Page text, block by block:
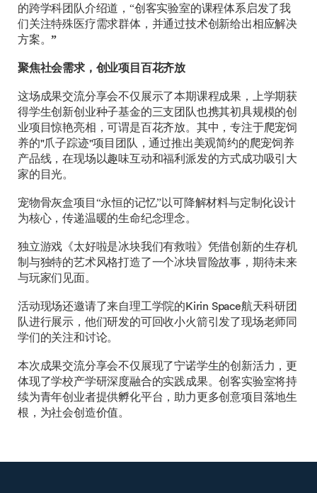
的跨学科团队介绍道，“创客实验室的课程体系启发了我
们关注特殊医疗需求群体，并通过技术创新给出相应解决
方案。”
聚焦社会需求，创业项目百花齐放
这场成果交流分享会不仅展示了本期课程成果，上学期获
得学生创新创业种子基金的三支团队也携其初具规模的创
业项目惊艳亮相，可谓是百花齐放。其中，专注于爬宠饲
养的"爪子踪迹"项目团队，通过推出美观简约的爬宠饲养
产品线，在现场以趣味互动和福利派发的方式成功吸引大
家的目光。
宠物骨灰盒项目“永恒的记忆”以可降解材料与定制化设计
为核心，传递温暖的生命纪念理念。
独立游戏《太好啦是冰块我们有救啦》凭借创新的生存机
制与独特的艺术风格打造了一个冰块冒险故事，期待未来
与玩家们见面。
活动现场还邀请了来自理工学院的Kirin Space航天科研团
队进行展示，他们研发的可回收小火箭引发了现场老师同
学们的关注和讨论。
本次成果交流分享会不仅展现了宁诺学生的创新活力，更
体现了学校产学研深度融合的实践成果。创客实验室将持
续为青年创业者提供孵化平台，助力更多创意项目落地生
根，为社会创造价值。